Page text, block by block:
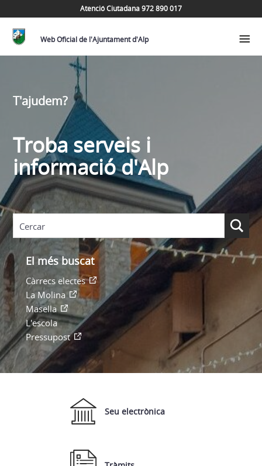
Atenció Ciutadana 972 890 017
Web Oficial de l'Ajuntament d'Alp
T'ajudem?
Troba serveis i
informació d'Alp
El més buscat
Càrrecs electes
La Molina
Masella
L'escola
Pressupost
Seu electrònica